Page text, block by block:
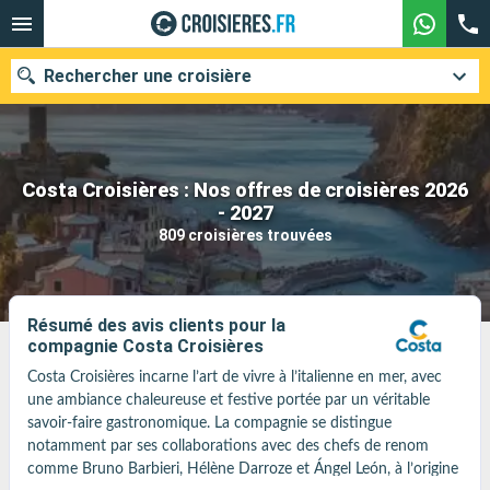
Costa Croisières : Nos offres de croisières 2026
- 2027
809 croisières trouvées
Rechercher une croisière
Nos destinations
Mois de départ
Ports Compagnies
Rechercher
Résumé des avis clients pour la
compagnie Costa Croisières
Costa Croisières incarne l’art de vivre à l’italienne en mer, avec
une ambiance chaleureuse et festive portée par un véritable
savoir-faire gastronomique. La compagnie se distingue
notamment par ses collaborations avec des chefs de renom
comme Bruno Barbieri, Hélène Darroze et Ángel León, à l’origine